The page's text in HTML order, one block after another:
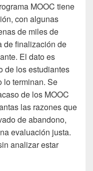
MOOC tiene
con algunas
de miles de
de finalización de
El dato es
de los estudiantes
lo terminan. Se
de los MOOC
las razones que
de abandono,
evaluación justa.
analizar estar